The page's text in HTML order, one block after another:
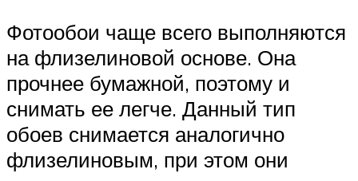
Фотообои чаще всего выполняются
на флизелиновой основе. Она
прочнее бумажной, поэтому и
снимать ее легче. Данный тип
обоев снимается аналогично
флизелиновым, при этом они